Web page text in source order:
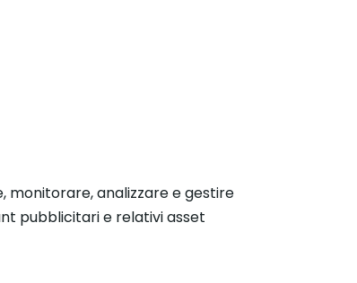
monitorare, analizzare e gestire
pubblicitari e relativi asset